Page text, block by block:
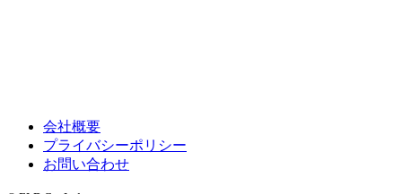
会社概要
プライバシーポリシー
お問い合わせ